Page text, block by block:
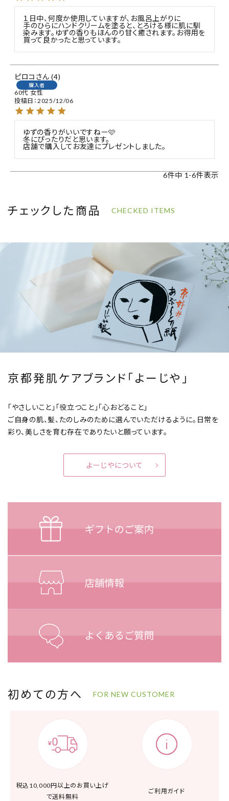
１日中、何度か使用していますが、お風呂上がりに
手のひらにハンドクリームを塗ると、とろける様に肌に馴
染みます。ゆずの香りもほんのり甘く癒されます。お得用を
買って良かったと思っています。
ピロコ 4
購入者
60代 女性
投稿日 2025/12/06
ゆずの香りがいいですねー🩷
冬にぴったりだと思います。
店舗で購入してお友達にプレゼントしました。
6件中 1 -6件表示
チェックした商品 CHECKED ITEMS
京都発肌ケアブランド「よーじや」
「やさしいこと」「役立つこと」「心おどること」
ご自身の肌、髪、たのしみのために選んでいただけるように。 日常を
彩り、美しさを育む存在でありたいと願っています。
よーじやについて
初めての方へ FOR NEW CUSTOMER
税込10,000円以上の お買い上げ
で送料無料
ご利用ガイド